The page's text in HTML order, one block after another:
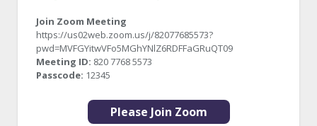
Join Zoom Meeting
https://us02web.zoom.us/j/82077685573?
pwd=MVFGYitwVFo5MGhYNlZ6RDFFaGRuQT09
Meeting ID: 820 7768 5573
Passcode: 12345
Please Join Zoom